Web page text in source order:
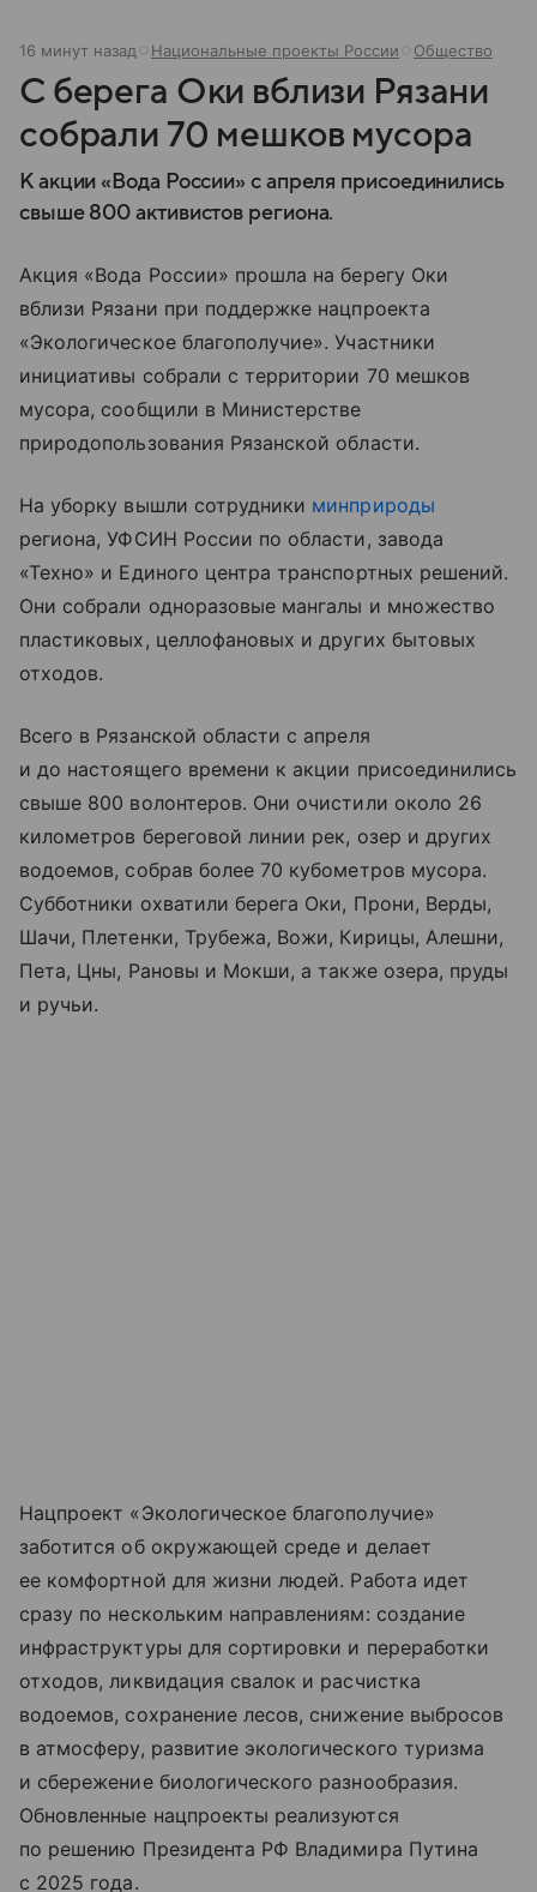
16 минут назад Национальные проекты России Общество
С берега Оки вблизи Рязани
собрали 70 мешков мусора
К акции «Вода России» с апреля присоединились
свыше 800 активистов региона.
Акция «Вода России» прошла на берегу Оки
вблизи Рязани при поддержке нацпроекта
«Экологическое благополучие». Участники
инициативы собрали с территории 70 мешков
мусора, сообщили в Министерстве
природопользования Рязанской области.
На уборку вышли сотрудники минприроды
региона, УФСИН России по области, завода
«Техно» и Единого центра транспортных решений.
Они собрали одноразовые мангалы и множество
пластиковых, целлофановых и других бытовых
отходов.
Всего в Рязанской области с апреля
и до настоящего времени к акции присоединились
свыше 800 волонтеров. Они очистили около 26
километров береговой линии рек, озер и других
водоемов, собрав более 70 кубометров мусора.
Субботники охватили берега Оки, Прони, Верды,
Шачи, Плетенки, Трубежа, Вожи, Кирицы, Алешни,
Пета, Цны, Рановы и Мокши, а также озера, пруды
и ручьи.
Нацпроект «Экологическое благополучие»
заботится об окружающей среде и делает
ее комфортной для жизни людей. Работа идет
сразу по нескольким направлениям: создание
инфраструктуры для сортировки и переработки
отходов, ликвидация свалок и расчистка
водоемов, сохранение лесов, снижение выбросов
в атмосферу, развитие экологического туризма
и сбережение биологического разнообразия.
Обновленные нацпроекты реализуются
по решению Президента РФ Владимира Путина
с 2025 года.